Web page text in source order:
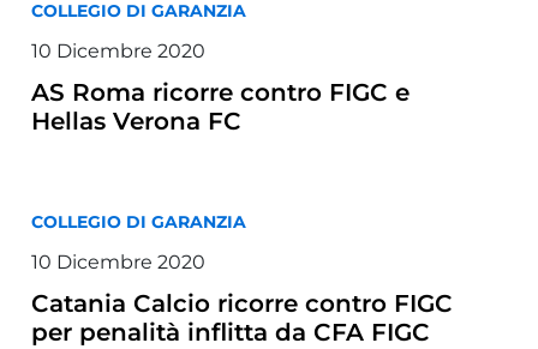
COLLEGIO DI GARANZIA
10 Dicembre 2020
AS Roma ricorre contro FIGC e
Hellas Verona FC
COLLEGIO DI GARANZIA
10 Dicembre 2020
Catania Calcio ricorre contro FIGC
per penalità inflitta da CFA FIGC